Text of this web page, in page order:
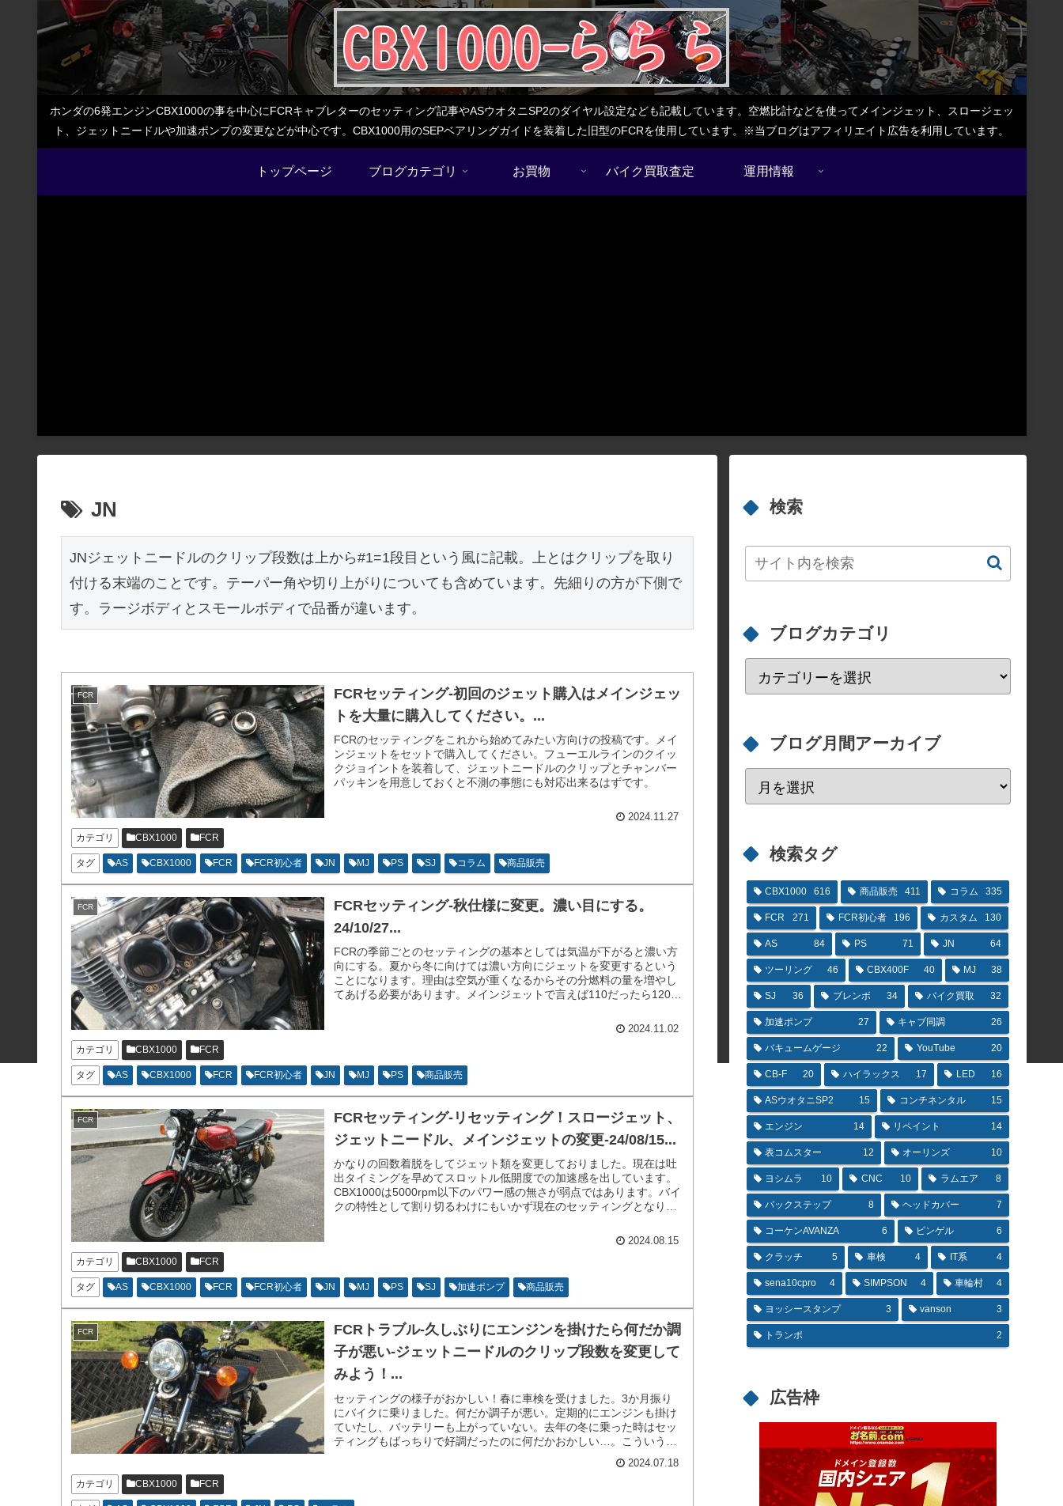
ホンダの6発エンジンCBX1000の事を中心にFCRキャブレターのセッティング記事やASウオタニSP2のダイヤル設定なども記載しています。空燃比計などを使ってメインジェット、スロージェッ
ト、ジェットニードルや加速ポンプの変更などが中心です。CBX1000用のSEPベアリングガイドを装着した旧型のFCRを使用しています。※当ブログはアフィリエイト広告を利用しています。
トップページ ブログカテゴリ お買物 バイク買取査定 運用情報
JN
JNジェットニードルのクリップ段数は上から#1=1段目という風に記載。上とはクリップを取り
付ける末端のことです。テーパー角や切り上がりについても含めています。先細りの方が下側で
す。ラージボディとスモールボディで品番が違います。
FCR
FCRセッティング-初回のジェット購入はメインジェッ
トを大量に購入してください。...
FCRのセッティングをこれから始めてみたい方向けの投稿です。メイ
ンジェットをセットで購入してください。フューエルラインのクイッ
クジョイントを装着して、ジェットニードルのクリップとチャンバー
パッキンを用意しておくと不測の事態にも対応出来るはずです。
2024.11.27
カテゴリ
CBX1000 FCR
タグ AS CBX1000 FCR FCR初心者 JN MJ PS SJ コラム 商品販売
FCR
FCRセッティング-秋仕様に変更。濃い目にする。
24/10/27...
FCRの季節ごとのセッティングの基本としては気温が下がると濃い方
向にする。夏から冬に向けては濃い方向にジェットを変更するという
ことになります。理由は空気が重くなるからその分燃料の量を増やし
てあげる必要があります。メインジェットで言えば110だったら120に
分戻しであれば1.00分戻しにするです。-混合気の空気の割合が減りま
2024.11.02
カテゴリ
CBX1000 FCR
タグ AS CBX1000 FCR FCR初心者 JN MJ PS 商品販売
FCR
FCRセッティング-リセッティング！スロージェット、
ジェットニードル、メインジェットの変更-24/08/15...
かなりの回数着脱をしてジェット類を変更しておりました。現在は吐
出タイミングを早めてスロットル低開度での加速感を出しています。
CBX1000は5000rpm以下のパワー感の無さが弱点ではあります。バイ
クの特性として割り切るわけにもいかず現在のセッティングとなりま
2024.08.15
カテゴリ
CBX1000 FCR
タグ AS CBX1000 FCR FCR初心者 JN MJ PS SJ 加速ポンプ 商品販売
FCR
FCRトラブル-久しぶりにエンジンを掛けたら何だか調
子が悪い-ジェットニードルのクリップ段数を変更して
みよう！...
セッティングの様子がおかしい！春に車検を受けました。3か月振り
にバイクに乗りました。何だか調子が悪い。定期的にエンジンも掛け
ていたし、バッテリーも上がっていない。去年の冬に乗った時はセッ
ティングもばっちりで好調だったのに何だかおかしい…。こういうト
2024.07.18
カテゴリ
CBX1000 FCR
検索
ブログカテゴリ
ブログ月間アーカイブ
検索タグ
CBX1000 616 商品販売 411 コラム 335
FCR 271 FCR初心者 196 カスタム 130
AS 84 PS 71 JN 64
ツーリング 46 CBX400F 40 MJ 38
SJ 36 ブレンボ 34 バイク買取 32
加速ポンプ 27 キャブ同調 26
バキュームゲージ 22 YouTube 20
CB-F 20 ハイラックス 17 LED 16
ASウオタニSP2 15 コンチネンタル 15
エンジン 14 リペイント 14
表コムスター 12 オーリンズ 10
ヨシムラ 10 CNC 10 ラムエア 8
バックステップ 8 ヘッドカバー 7
コーケンAVANZA 6 ピンゲル 6
クラッチ 5 車検 4 IT系 4
sena10cpro 4 SIMPSON 4 車輪村 4
ヨッシースタンプ 3 vanson 3
トランポ 2
広告枠